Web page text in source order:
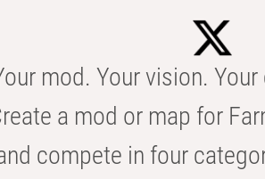
mod. Your vision.
a mod or map for
compete in four